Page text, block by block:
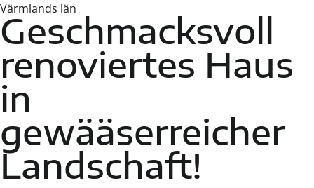
Värmlands län
Geschmacksvoll
renoviertes Haus
in
gewääserreicher
Landschaft!